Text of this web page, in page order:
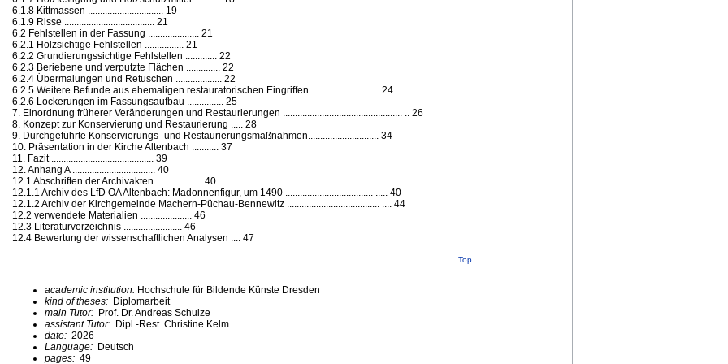
6.1.8 Kittmassen ............................... 19
6.1.9 Risse ..................................... 21
6.2 Fehlstellen in der Fassung ..................... 21
6.2.1 Holzsichtige Fehlstellen ................ 21
6.2.2 Grundierungssichtige Fehlstellen ............. 22
6.2.3 Beriebene und verputzte Flächen .............. 22
6.2.4 Übermalungen und Retuschen ................... 22
6.2.5 Weitere Befunde aus ehemaligen restauratorischen Eingriffen ................ ........... 24
6.2.6 Lockerungen im Fassungsaufbau ............... 25
7. Einordnung früherer Veränderungen und Restaurierungen ................................................. .. 26
8. Konzept zur Konservierung und Restaurierung ..... 28
9. Durchgeführte Konservierungs- und Restaurierungsmaßnahmen............................. 34
10. Präsentation in der Kirche Altenbach ........... 37
11. Fazit .......................................... 39
12. Anhang A .................................. 40
12.1 Abschriften der Archivakten ................... 40
12.1.1 Archiv des LfD OA Altenbach: Madonnenfigur, um 1490 .................................... ..... 40
12.1.2 Archiv der Kirchgemeinde Machern-Püchau-Bennewitz ...................................... .... 44
12.2 verwendete Materialien ..................... 46
12.3 Literaturverzeichnis ........................ 46
12.4 Bewertung der wissenschaftlichen Analysen .... 47
Top
academic institution: Hochschule für Bildende Künste Dresden
kind of theses: Diplomarbeit
main Tutor: Prof. Dr. Andreas Schulze
assistant Tutor: Dipl.-Rest. Christine Kelm
date: 2026
Language: Deutsch
pages: 49